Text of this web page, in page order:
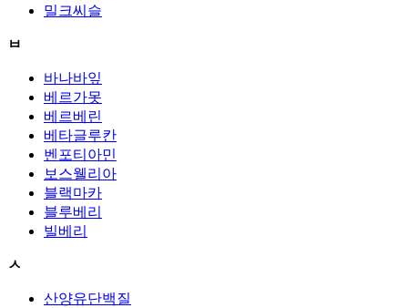
밀크씨슬
ㅂ
바나바잎
베르가못
베르베린
베타글루칸
벤포티아민
보스웰리아
블랙마카
블루베리
빌베리
ㅅ
산양유단백질